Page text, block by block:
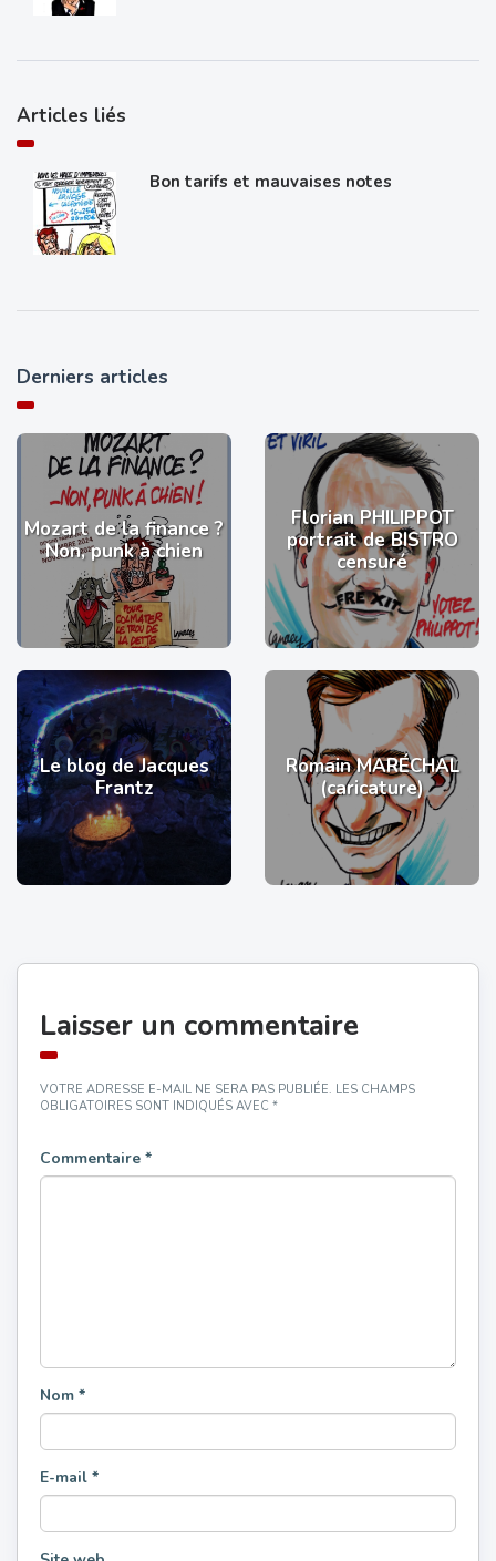
Articles liés
Bon tarifs et mauvaises notes
Derniers articles
Mozart de la finance ?
Non, punk à chien
Florian PHILIPPOT
portrait de BISTRO
censuré
Le blog de Jacques
Frantz
Romain MARÉCHAL
(caricature)
Laisser un commentaire
VOTRE ADRESSE E-MAIL NE SERA PAS PUBLIÉE. LES CHAMPS
OBLIGATOIRES SONT INDIQUÉS AVEC *
Commentaire *
Nom *
E-mail *